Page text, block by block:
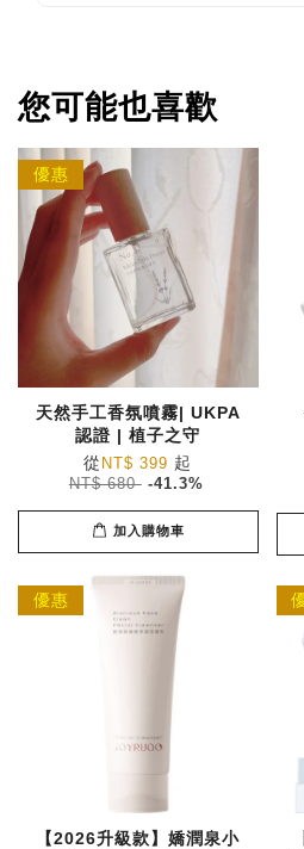
您可能也喜歡
優惠
天然手工香氛噴霧| UKPA
認證 | 植子之守
從 NT$ 399 起
NT$ 680 -41.3%
加入購物車
優惠
【2026升級款】嬌潤泉小